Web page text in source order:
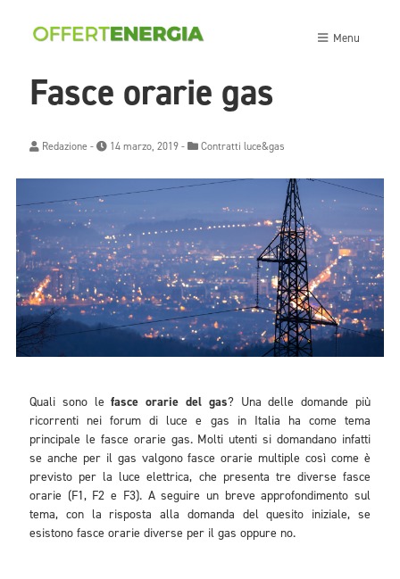
Menu
Fasce orarie gas
Redazione- 14 marzo, 2019 - Contratti luce&gas
Quali sono lefasce orarie del gas? Una delle domande più
ricorrenti nei forum di luce e gas in Italia ha come tema
principale le fasce orarie gas. Molti utenti si domandano infatti
se anche per il gas valgono fasce orarie multiple così come è
previsto per la luce elettrica, che presenta tre diverse fasce
orarie (F1, F2 e F3). A seguire un breve approfondimento sul
tema, con la risposta alla domanda del quesito iniziale, se
esistono fasce orarie diverse per il gas oppure no.